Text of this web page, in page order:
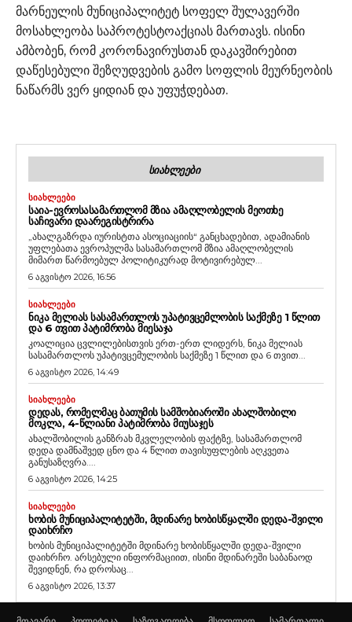
მარნეულის მუნიციპალიტეტ სოფელ შულავერში
მოსახლეობა საპროტესტოაქციას მართავს. ისინი
ამბობენ, რომ კორონავირუსთან დაკავშირებით
დაწესებული შეზღუდვების გამო სოფლის მეურნეობის
ნაწარმს ვერ ყიდიან და უფუჭდებათ.
ᲡᲘᲐᲮᲚᲔᲔᲑᲘ
ᲡᲘᲐᲮᲚᲔᲔᲑᲘ
ᲡᲐᲘᲐ-ᲔᲕᲠᲝᲡᲐᲡᲐᲛᲐᲠᲗᲚᲝᲛ ᲛᲖᲘᲐ ᲐᲛᲐᲦᲚᲝᲑᲔᲚᲘᲡ ᲛᲔᲝᲗᲮᲔ
ᲡᲐᲩᲘᲕᲐᲠᲘ ᲓᲐᲐᲠᲔᲒᲘᲡᲢᲠᲘᲠᲐ
„ახალგაზრდა იურისტთა ასოციაციის“ განცხადებით, ადამიანის
უფლებათა ევროპულმა სასამართლომ მზია ამაღლობელის
მიმართ წარმოებულ პოლიტიკურად მოტივირებულ...
6 აგვისტო 2026, 16:56
ᲡᲘᲐᲮᲚᲔᲔᲑᲘ
ᲜᲘᲙᲐ ᲛᲔᲚᲘᲐᲡ ᲡᲐᲡᲐᲛᲐᲠᲗᲚᲝᲡ ᲣᲞᲐᲢᲘᲕᲪᲔᲛᲚᲝᲑᲘᲡ ᲡᲐᲥᲛᲔᲖᲔ 1 ᲬᲚᲘᲗ
ᲓᲐ 6 ᲗᲕᲘᲗ ᲞᲐᲢᲘᲛᲠᲝᲑᲐ ᲛᲘᲔᲡᲐᲯᲐ
კოალიცია ცვლილებისთვის ერთ-ერთ ლიდერს, ნიკა მელიას
სასამართლოს უპატივცემულობის საქმეზე 1 წლით და 6 თვით...
6 აგვისტო 2026, 14:49
ᲡᲘᲐᲮᲚᲔᲔᲑᲘ
ᲓᲔᲓᲐᲡ, ᲠᲝᲛᲔᲚᲛᲐᲪ ᲑᲐᲗᲣᲛᲘᲡ ᲡᲐᲛᲨᲝᲑᲘᲐᲠᲝᲨᲘ ᲐᲮᲐᲚᲨᲝᲑᲘᲚᲘ
ᲛᲝᲙᲚᲐ, 4-ᲬᲚᲘᲐᲜᲘ ᲞᲐᲢᲘᲛᲠᲝᲑᲐ ᲛᲘᲣᲡᲐᲯᲔᲡ
ახალშობილის განზრახ მკვლელობის ფაქტზე, სასამართლომ
დედა დამნაშვედ ცნო და 4 წლით თავისუფლების აღკვეთა
განუსაზღვრა....
6 აგვისტო 2026, 14:25
ᲡᲘᲐᲮᲚᲔᲔᲑᲘ
ᲮᲝᲑᲘᲡ ᲛᲣᲜᲘᲪᲘᲞᲐᲚᲘᲢᲔᲢᲨᲘ, ᲛᲓᲘᲜᲐᲠᲔ ᲮᲝᲑᲘᲡᲬᲧᲐᲚᲨᲘ ᲓᲔᲓᲐ-ᲨᲕᲘᲚᲘ
ᲓᲐᲘᲮᲠᲩᲝ
ხობის მუნიციპალიტეტში მდინარე ხობისწყალში დედა-შვილი
დაიხრჩო. არსებული ინფორმაციით, ისინი მდინარეში საბანაოდ
შევიდნენ, რა დროსაც...
6 აგვისტო 2026, 13:37